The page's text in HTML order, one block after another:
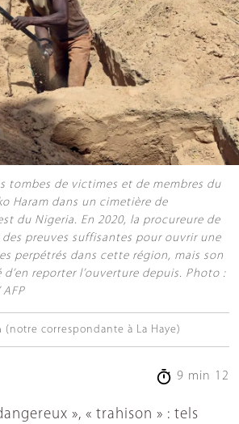
tombes de victimes et de membres du
Haram dans un cimetière de
du Nigeria. En 2020, la procureure de
des preuves suffisantes pour ouvrir une
perpétrés dans cette région, mais son
d’en reporter l’ouverture depuis. Photo :
(notre correspondante à La Haye)
9 min 12
», « trahison » : tels